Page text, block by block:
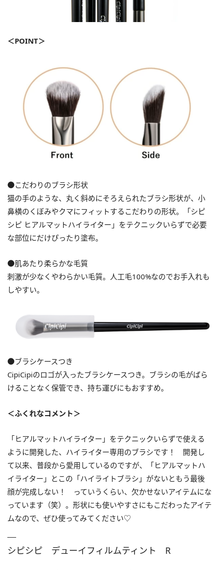
＜POINT＞
●こだわりのブラシ形状
猫の手のような、丸く斜めにそろえられたブラシ形状が、小
鼻横のくぼみやクマにフィットするこだわりの形状。「シピ
シピ ヒアルマットハイライター」をテクニックいらずで必要
な部位にだけぴったり塗布。
●肌あたり柔らかな毛質
刺激が少なくやわらかい毛質。人工毛100%なのでお手入れも
しやすい。
●ブラシケースつき
CipiCipiのロゴが入ったブラシケースつき。ブラシの毛がばら
けることなく保管でき、持ち運びにもおすすめ。
＜ふくれなコメント＞
「ヒアルマットハイライター」をテクニックいらずで使える
ように開発した、ハイライター専用のブラシです！ 開発し
て以来、普段から愛用しているのですが、「ヒアルマットハ
イライター」とこの「ハイライトブラシ」がないともう最後
顔が完成しない！ っていうくらい、欠かせないアイテムにな
っています（笑）。形状にも使いやすさにもこだわったアイテ
ムなので、ぜひ使ってみてください♡
シピシピ デューイフィルムティント R